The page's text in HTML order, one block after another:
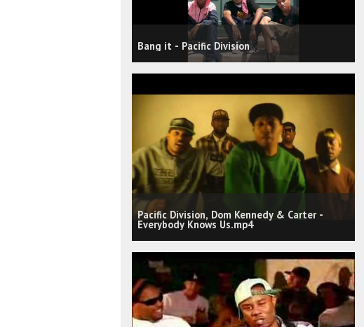
Bang it - Pacific Division
Pacific Division, Dom Kennedy & Carter -
Everybody Knows Us.mp4